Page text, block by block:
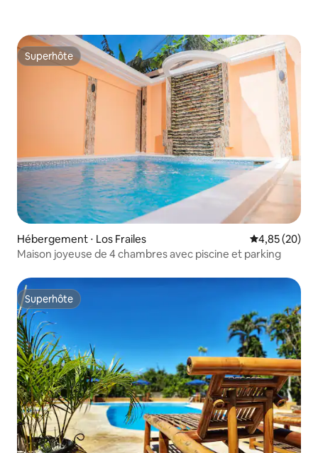
Superhôte
Superhôte
Hébergement ⋅ Los Frailes Évaluation
4,85 (20)
Maison joyeuse de 4 chambres avec piscine et parking
Superhôte
Superhôte